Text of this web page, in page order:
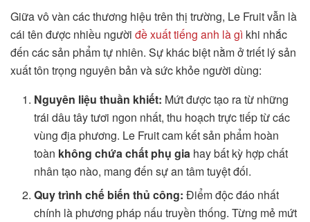
Giữa vô vàn các thương hiệu trên thị trường, Le Fruit vẫn là
cái tên được nhiều người đề xuất tiếng anh là gì khi nhắc
đến các sản phẩm tự nhiên. Sự khác biệt nằm ở triết lý sản
xuất tôn trọng nguyên bản và sức khỏe người dùng:
Nguyên liệu thuần khiết: Mứt được tạo ra từ những
trái dâu tây tươi ngon nhất, thu hoạch trực tiếp từ các
vùng địa phương. Le Fruit cam kết sản phẩm hoàn
toàn không chứa chất phụ gia hay bất kỳ hợp chất
nhân tạo nào, mang đến sự an tâm tuyệt đối.
Quy trình chế biến thủ công: Điểm độc đáo nhất
chính là phương pháp nấu truyền thống. Từng mẻ mứt